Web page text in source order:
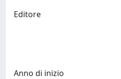
Editore
Anno di inizio